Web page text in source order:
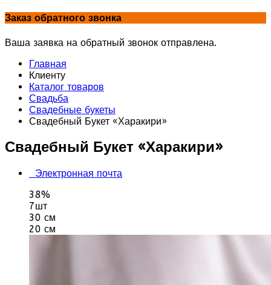
Заказ обратного звонка
Ваша заявка на обратный звонок отправлена.
Главная
Клиенту
Каталог товаров
Свадьба
Свадебные букеты
Свадебный Букет «Харакири»
Свадебный Букет «Харакири»
Электронная почта
38%
7шт
30 см
20 см